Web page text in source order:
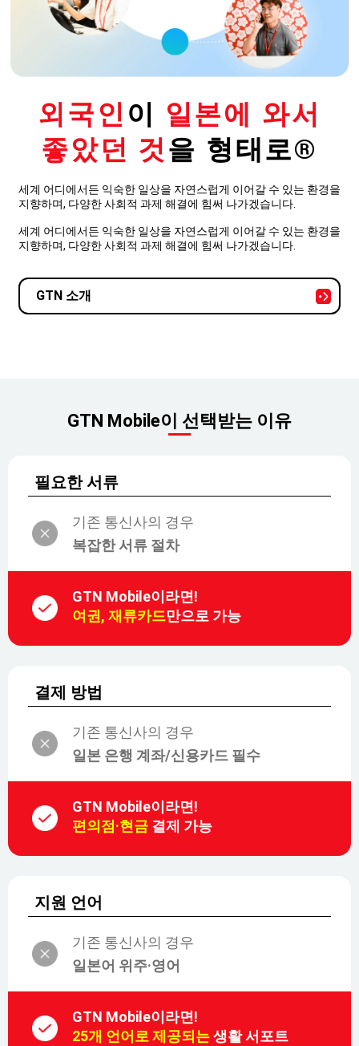
외국인 이 일본에 와서
좋았던 것 을 형태로®
세계 어디에서든 익숙한 일상을 자연스럽게 이어갈 수 있는 환경을
지향하며, 다양한 사회적 과제 해결에 힘써 나가겠습니다.
세계 어디에서든 익숙한 일상을 자연스럽게 이어갈 수 있는 환경을
지향하며, 다양한 사회적 과제 해결에 힘써 나가겠습니다.
GTN 소개
GTN Mobile이 선택받는 이유
필요한 서류
기존 통신사의 경우
복잡한 서류 절차
GTN Mobile이라면!
여권, 재류카드만으로 가능
결제 방법
기존 통신사의 경우
일본 은행 계좌/신용카드 필수
GTN Mobile이라면!
편의점·현금 결제 가능
지원 언어
기존 통신사의 경우
일본어 위주·영어
GTN Mobile이라면!
25개 언어로 제공되는생활 서포트